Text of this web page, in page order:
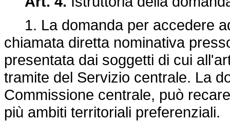
1. La domanda per accedere
chiamata diretta nominativa
presentata dai soggetti di cui
tramite del Servizio centrale. La
Commissione centrale, può
più ambiti territoriali preferenziali.